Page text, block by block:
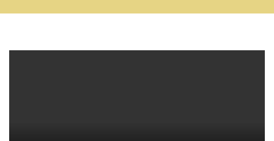
キ
プ